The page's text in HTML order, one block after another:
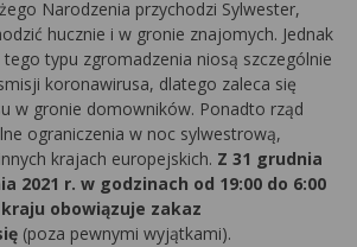
Narodzenia przychodzi Sylwester,
hucznie i w gronie znajomych. Jednak
typu zgromadzenia niosą szczególnie
koronawirusa, dlatego zaleca się
w gronie domowników. Ponadto rząd
ograniczenia w noc sylwestrową,
krajach europejskich. Z 31 grudnia
2021 r. w godzinach od 19:00 do 6:00
obowiązuje zakaz
(poza pewnymi wyjątkami).